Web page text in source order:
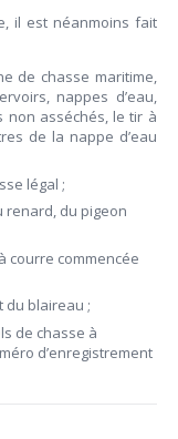
il est néanmoins fait
de chasse maritime,
nappes d’eau,
non asséchés, le tir à
de la nappe d’eau
légal ;
renard, du pigeon
courre commencée
du blaireau ;
de chasse à
d’enregistrement